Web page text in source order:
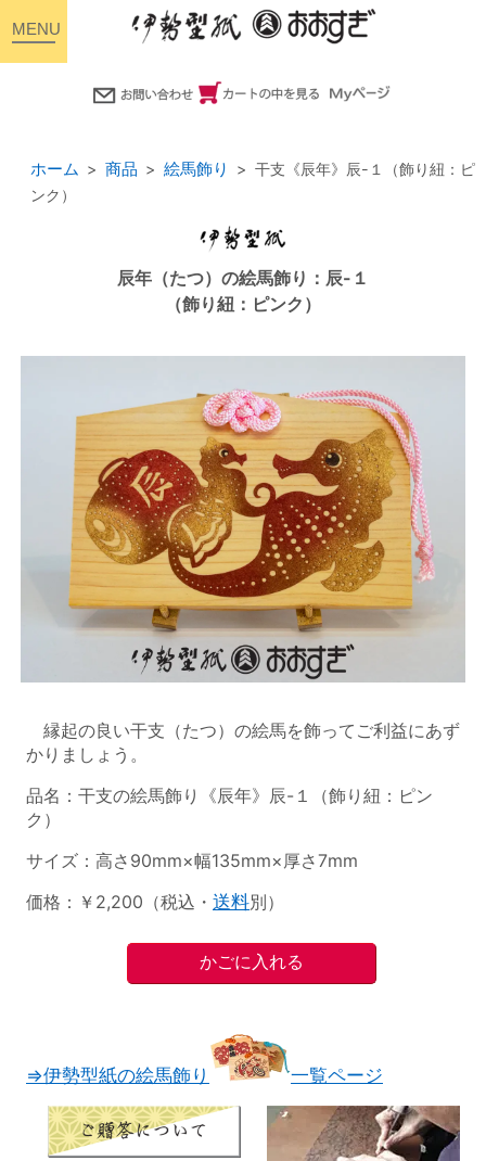
ホーム 商品 絵馬飾り
干支《辰年》辰-１（飾り紐：ピ
ンク）
辰年（たつ）の絵馬飾り：辰-１
（飾り紐：ピンク）
縁起の良い干支（たつ）の絵馬を飾ってご利益にあず
かりましょう。
品名：干支の絵馬飾り《辰年》辰-１（飾り紐：ピン
ク）
サイズ：高さ90mm×幅135mm×厚さ7mm
価格：￥2,200（税込・ 送料別）
⇒伊勢型紙の絵馬飾り 一覧ページ
toggle
navigation